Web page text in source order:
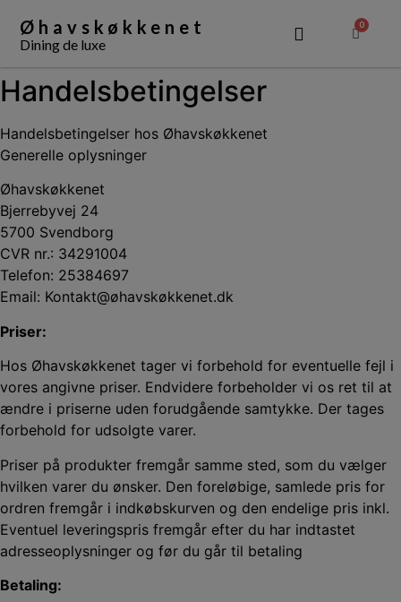
Øhavskøkkenet
Dining de luxe
0
Handelsbetingelser
Handelsbetingelser hos Øhavskøkkenet
Generelle oplysninger
Øhavskøkkenet
Bjerrebyvej 24
5700 Svendborg
CVR nr.: 34291004
Telefon: 25384697
Email: Kontakt@øhavskøkkenet.dk
Priser:
Hos Øhavskøkkenet tager vi forbehold for eventuelle fejl i
vores angivne priser. Endvidere forbeholder vi os ret til at
ændre i priserne uden forudgående samtykke. Der tages
forbehold for udsolgte varer.
Priser på produkter fremgår samme sted, som du vælger
hvilken varer du ønsker. Den foreløbige, samlede pris for
ordren fremgår i indkøbskurven og den endelige pris inkl.
Eventuel leveringspris fremgår efter du har indtastet
adresseoplysninger og før du går til betaling
Betaling: